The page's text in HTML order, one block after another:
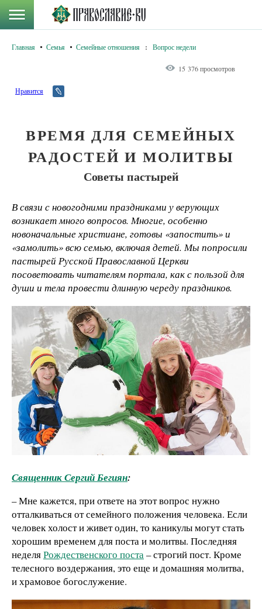
Главная Семья Семейные отношения : Вопрос недели
15 376 просмотров
Нравится
ВРЕМЯ ДЛЯ СЕМЕЙНЫХ
РАДОСТЕЙ И МОЛИТВЫ
Советы пастырей
В связи с новогодними праздниками у верующих
возникает много вопросов. Многие, особенно
новоначальные христиане, готовы «запостить» и
«замолить» всю семью, включая детей. Мы попросили
пастырей Русской Православной Церкви
посоветовать читателям портала, как с пользой для
души и тела провести длинную череду праздников.
Священник Сергий Бегиян:
– Мне кажется, при ответе на этот вопрос нужно
отталкиваться от семейного положения человека. Если
человек холост и живет один, то каникулы могут стать
хорошим временем для поста и молитвы. Последняя
неделяРождественского поста– строгий пост. Кроме
телесного воздержания, это еще и домашняя молитва,
и храмовое богослужение.